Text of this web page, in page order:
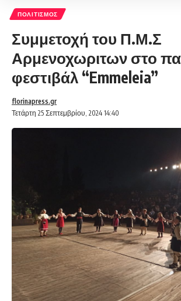
ΠΟΛΙΤΙΣΜΌΣ
Συμμετοχή του Π.Μ.Σ
Αρμενοχωριτων στο
φεστιβάλ “Emmeleia”
Τετάρτη 25 Σεπτεμβρίου, 2024 14:40
florinapress.gr